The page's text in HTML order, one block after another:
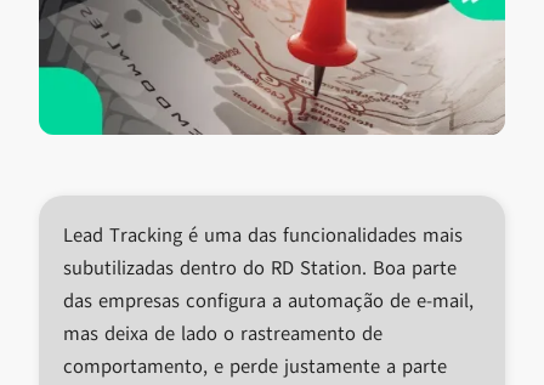
Lead Tracking é uma das funcionalidades mais
subutilizadas dentro do RD Station. Boa parte
das empresas configura a automação de e-mail,
mas deixa de lado o rastreamento de
comportamento, e perde justamente a parte